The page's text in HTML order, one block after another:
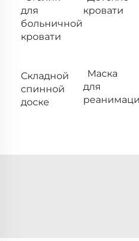
для
больничной
кровати
кровати
Складной
спинной
доске
Маска
для